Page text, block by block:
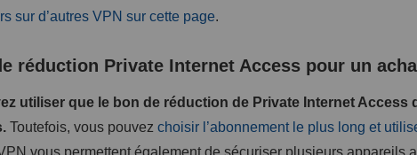
sur d’autres VPN sur cette page.
réduction Private Internet Access pour un
utiliser que le bon de réduction de Private Internet Access
Toutefois, vous pouvez choisir l’abonnement le plus long et
vous permettent également de sécuriser plusieurs appareils